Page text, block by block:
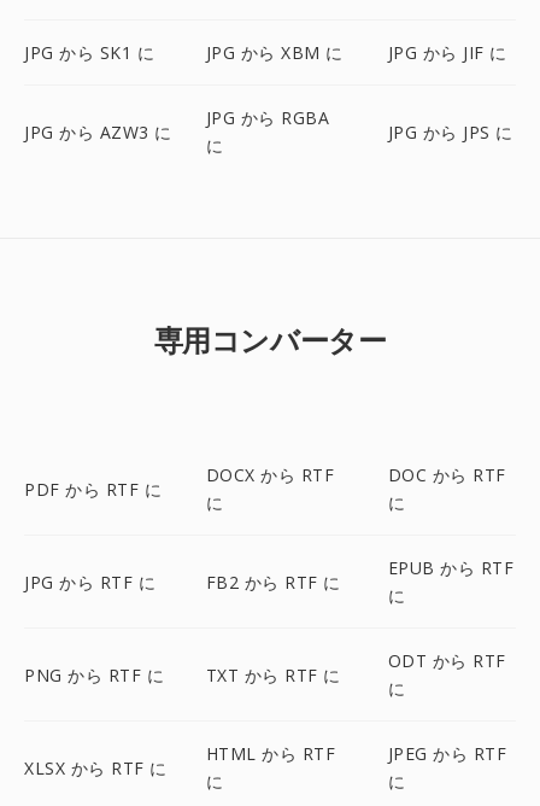
JPG から SK1 に JPG から XBM に JPG から JIF に
JPG から AZW3 に
JPG から RGBA
に
JPG から JPS に
専用コンバーター
PDF から RTF に
DOCX から RTF
に
DOC から RTF
に
JPG から RTF に FB2 から RTF に
EPUB から RTF
に
PNG から RTF に TXT から RTF に
ODT から RTF
に
XLSX から RTF に
HTML から RTF
に
JPEG から RTF
に